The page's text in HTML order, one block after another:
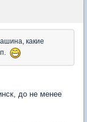
какие
до не менее